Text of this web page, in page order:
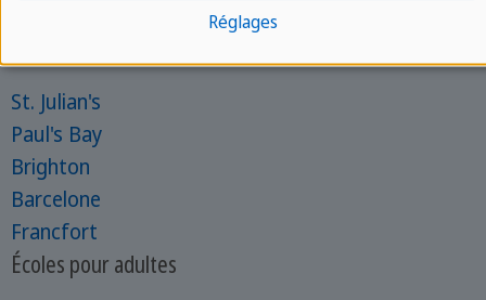
St. Julian's
Paul's Bay
Brighton
Barcelone
Francfort
Écoles pour adultes
Réglages